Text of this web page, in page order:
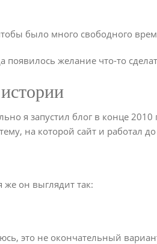
было много свободного
появилось желание что-то
я запустил блог в конце
на которой сайт и работал
же он выглядит так:
это не окончательный